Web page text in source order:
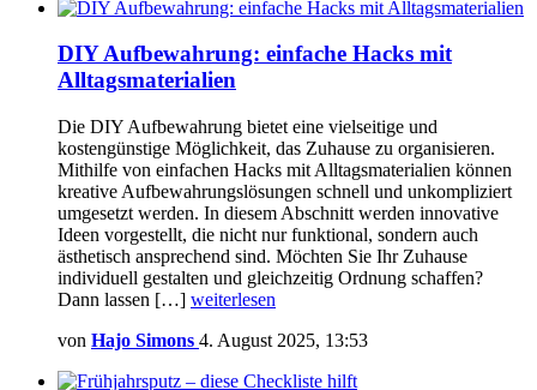
DIY Aufbewahrung: einfache Hacks mit
Alltagsmaterialien
Die DIY Aufbewahrung bietet eine vielseitige und
kostengünstige Möglichkeit, das Zuhause zu organisieren.
Mithilfe von einfachen Hacks mit Alltagsmaterialien können
kreative Aufbewahrungslösungen schnell und unkompliziert
umgesetzt werden. In diesem Abschnitt werden innovative
Ideen vorgestellt, die nicht nur funktional, sondern auch
ästhetisch ansprechend sind. Möchten Sie Ihr Zuhause
individuell gestalten und gleichzeitig Ordnung schaffen?
Dann lassen […] weiterlesen
von Hajo Simons 4. August 2025, 13:53